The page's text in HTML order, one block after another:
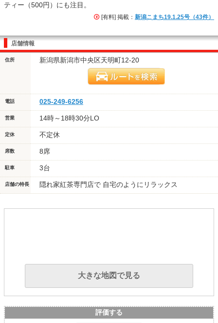
ティー（500円）にも注目。
[有料] 掲載： 新潟こまち19.1.25号（43件）
店舗情報
住所 新潟県新潟市中央区天明町12-20
電話 025-249-6256
営業 14時～18時30分LO
定休 不定休
席数 8席
駐車 3台
店舗の特長 隠れ家紅茶専門店で 自宅のようにリラックス
大きな地図で見る
評価する